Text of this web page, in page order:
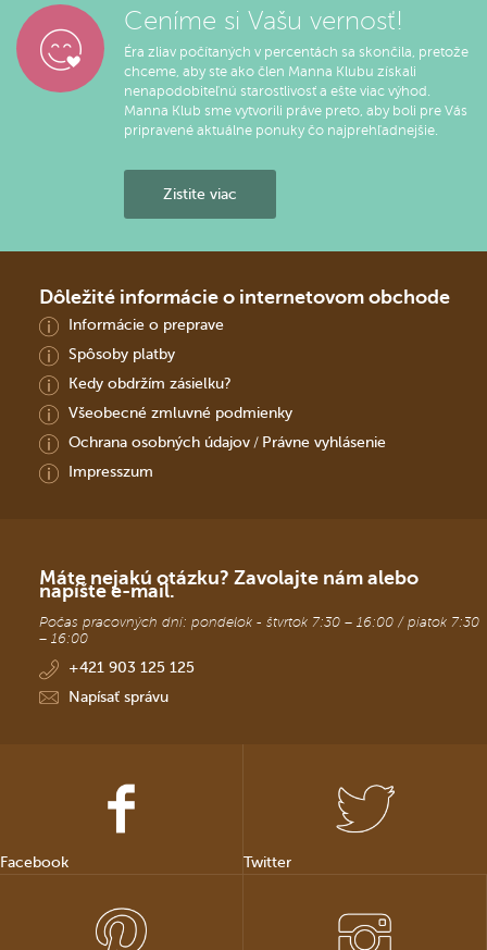
Ceníme si Vašu vernosť!
Éra zliav počítaných v percentách sa skončila, pretože
chceme, aby ste ako člen Manna Klubu získali
nenapodobiteľnú starostlivosť a ešte viac výhod.
Manna Klub sme vytvorili práve preto, aby boli pre Vás
pripravené aktuálne ponuky čo najprehľadnejšie.
Zistite viac
Dôležité informácie o internetovom obchode
Informácie o preprave
Spôsoby platby
Kedy obdržím zásielku?
Všeobecné zmluvné podmienky
Ochrana osobných údajov/ Právne vyhlásenie
Impresszum
Máte nejakú otázku? Zavolajte nám alebo
napíšte e-mail.
Počas pracovných dní: pondelok - štvrtok 7:30 – 16:00 / piatok 7:30
– 16:00
+421 903 125 125
Napísať správu
Facebook Twitter